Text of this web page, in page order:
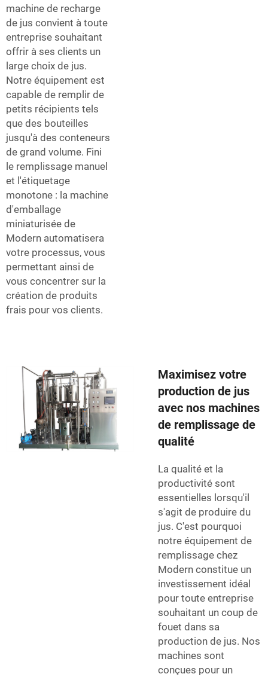
machine de recharge
de jus convient à toute
entreprise souhaitant
offrir à ses clients un
large choix de jus.
Notre équipement est
capable de remplir de
petits récipients tels
que des bouteilles
jusqu'à des conteneurs
de grand volume. Fini
le remplissage manuel
et l'étiquetage
monotone : la machine
d'emballage
miniaturisée de
Modern automatisera
votre processus, vous
permettant ainsi de
vous concentrer sur la
création de produits
frais pour vos clients.
Maximisez votre
production de jus
avec nos machines
de remplissage de
qualité
La qualité et la
productivité sont
essentielles lorsqu'il
s'agit de produire du
jus. C'est pourquoi
notre équipement de
remplissage chez
Modern constitue un
investissement idéal
pour toute entreprise
souhaitant un coup de
fouet dans sa
production de jus. Nos
machines sont
conçues pour un